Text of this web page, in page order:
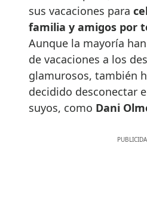
sus vacaciones para
familia y amigos por
Aunque la mayoría
de vacaciones a los
glamurosos, también
decidido desconectar
suyos, como Dani